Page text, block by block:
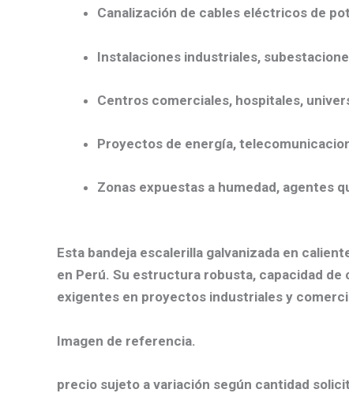
Canalización de cables eléctricos de
Instalaciones industriales,
Centros comerciales, hospitales,
Proyectos de energía,
Zonas expuestas a humedad, agentes
Esta bandeja escalerilla galvanizada en
en Perú. Su estructura robusta, capacidad
exigentes en proyectos industriales y
Imagen de referencia.
precio sujeto a variación según cantidad